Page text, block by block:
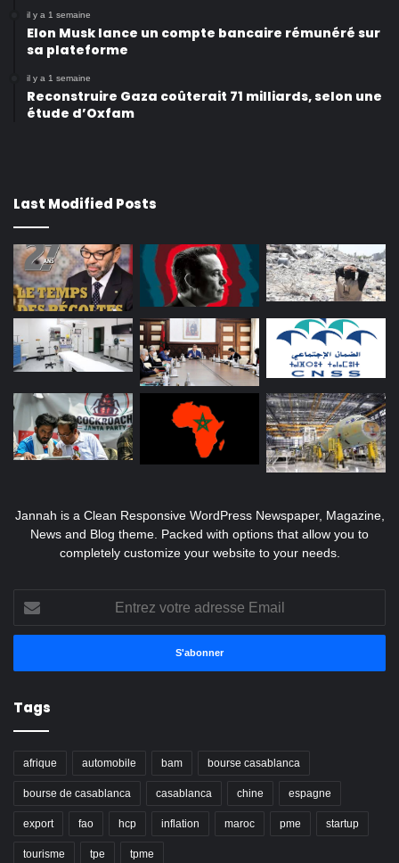
il y a 1 semaine
Elon Musk lance un compte bancaire rémunéré sur
sa plateforme
il y a 1 semaine
Reconstruire Gaza coûterait 71 milliards, selon une
étude d’Oxfam
Last Modified Posts
Jannah is a Clean Responsive WordPress Newspaper, Magazine,
News and Blog theme. Packed with options that allow you to
completely customize your website to your needs.
votre
adresse
Tags
afrique automobile bam bourse casablanca
bourse de casablanca casablanca chine espagne
export fao hcp inflation maroc pme startup
tourisme tpe tpme